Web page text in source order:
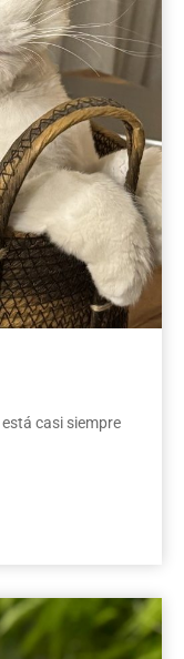
casi siempre